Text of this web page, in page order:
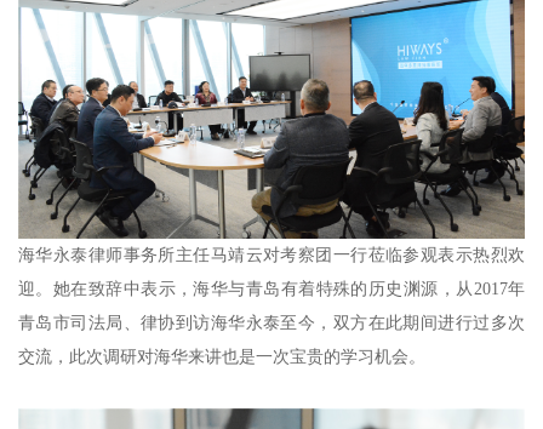
海华永泰律师事务所主任马靖云对考察团一行莅临参观表示热烈欢
迎。她在致辞中表示，海华与青岛有着特殊的历史渊源，从2017年
青岛市司法局、律协到访海华永泰至今，双方在此期间进行过多次
交流，此次调研对海华来讲也是一次宝贵的学习机会。